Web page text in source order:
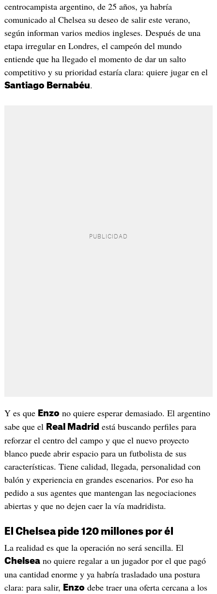
centrocampista argentino, de 25 años, ya habría
comunicado al Chelsea su deseo de salir este verano,
según informan varios medios ingleses. Después de una
etapa irregular en Londres, el campeón del mundo
entiende que ha llegado el momento de dar un salto
competitivo y su prioridad estaría clara: quiere jugar en el
Santiago Bernabéu.
Y es que Enzo no quiere esperar demasiado. El argentino
sabe que el Real Madrid está buscando perfiles para
reforzar el centro del campo y que el nuevo proyecto
blanco puede abrir espacio para un futbolista de sus
características. Tiene calidad, llegada, personalidad con
balón y experiencia en grandes escenarios. Por eso ha
pedido a sus agentes que mantengan las negociaciones
abiertas y que no dejen caer la vía madridista.
El Chelsea pide 120 millones por él
La realidad es que la operación no será sencilla. El
Chelseano quiere regalar a un jugador por el que pagó
una cantidad enorme y ya habría trasladado una postura
clara: para salir,
Enzo debe traer una oferta cercana a los